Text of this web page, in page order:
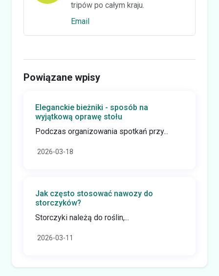
tripów po całym kraju.
Email
Powiązane wpisy
Eleganckie bieżniki - sposób na
wyjątkową oprawę stołu
Podczas organizowania spotkań przy...
2026-03-18
Jak często stosować nawozy do
storczyków?
Storczyki należą do roślin,...
2026-03-11